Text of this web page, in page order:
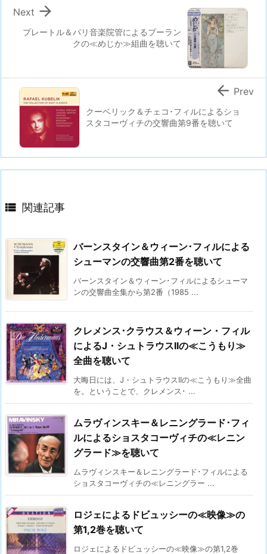
プレートル＆パリ音楽院管によるプーラン
クの≪めじか≫組曲を聴いて

Next
クーベリック＆チェコ･フィルによるショ
スタコーヴィチの交響曲第9番を聴いて
 Prev
 関連記事
バーンスタイン＆ウィーン･フィルによる
シューマンの交響曲第2番を聴いて
バーンスタイン＆ウィーン･フィルによるシューマ
ンの交響曲全集から第2番（1985 ...
クレメンス･クラウス＆ウィーン・フィル
によるJ・シュトラウスIIの≪こうもり≫
全曲を聴いて
大晦日には、J・シュトラウスIIの≪こうもり≫全曲
を。ということで、クレメンス･ ...
ムラヴィンスキー＆レニングラード･フィ
ルによるショスタコーヴィチの≪レニン
グラード≫を聴いて
ムラヴィンスキー＆レニングラード･フィルによる
ショスタコーヴィチの≪レニングラー ...
ロジェによるドビュッシーの≪映像≫の
第1,2巻を聴いて
ロジェによるドビュッシーの≪映像≫の第1,2巻